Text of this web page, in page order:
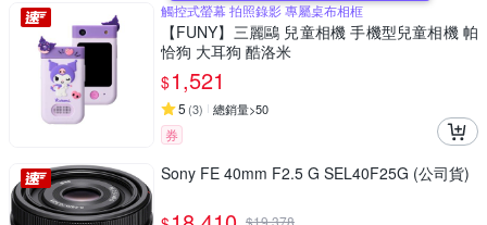
觸控式螢幕 拍照錄影 專屬桌布相框
【FUNY】三麗鷗 兒童相機 手機型兒童相機 帕
恰狗 大耳狗 酷洛米
$1,521
5 (3) 總銷量>50
券
Sony FE 40mm F2.5 G SEL40F25G (公司貨)